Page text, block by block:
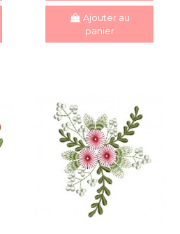
Ajouter au
panier